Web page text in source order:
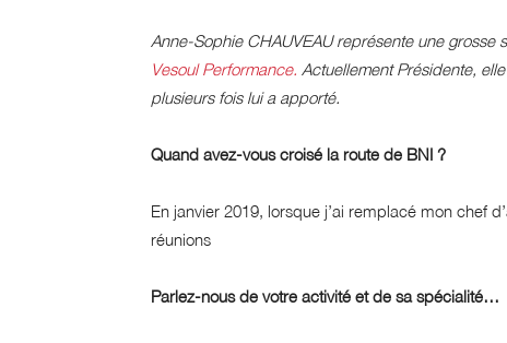
Anne-Sophie CHAUVEAU représente une
Vesoul Performance. Actuellement Présidente,
plusieurs fois lui a apporté.
Quand avez-vous croisé la route de BNI ?
En janvier 2019, lorsque j’ai remplacé mon chef
réunions
Parlez-nous de votre activité et de sa spécialité…